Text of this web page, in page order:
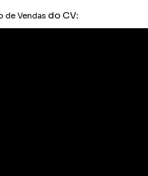
de Vendas do CV: